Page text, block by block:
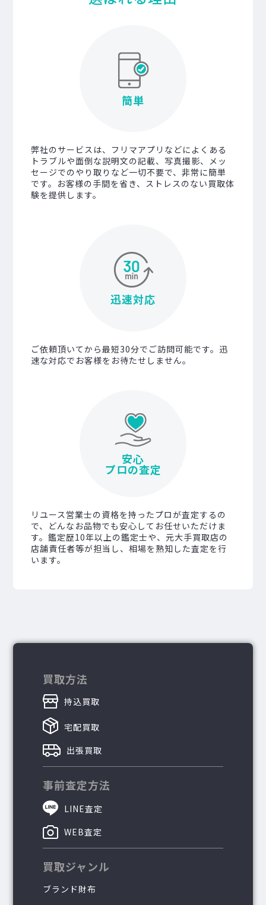
買取方法
持込買取
宅配買取
出張買取
事前査定方法
LINE査定
WEB査定
買取ジャンル
ブランド財布
簡単
弊社のサービスは、フリマアプリなどによくある
トラブルや面倒な説明文の記載、写真撮影、メッ
セージでのやり取りなど一切不要で、非常に簡単
です。お客様の手間を省き、ストレスのない買取体
験を提供します。
迅速対応
ご依頼頂いてから最短30分でご訪問可能です。迅
速な対応でお客様をお待たせしません。
安心
プロの査定
リユース営業士の資格を持ったプロが査定するの
で、どんなお品物でも安心してお任せいただけま
す。鑑定歴10年以上の鑑定士や、元大手買取店の
店舗責任者等が担当し、相場を熟知した査定を行
います。